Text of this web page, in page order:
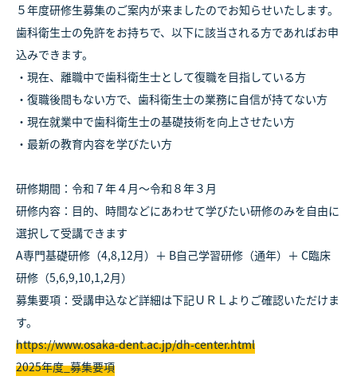
５年度研修生募集のご案内が来ましたのでお知らせいたします。
歯科衛生士の免許をお持ちで、以下に該当される方であればお申
込みできます。
・現在、離職中で歯科衛生士として復職を目指している方
・復職後間もない方で、歯科衛生士の業務に自信が持てない方
・現在就業中で歯科衛生士の基礎技術を向上させたい方
・最新の教育内容を学びたい方
研修期間：令和７年４月～令和８年３月
研修内容：目的、時間などにあわせて学びたい研修のみを自由に
選択して受講できます
A専門基礎研修（4,8,12月）＋ B自己学習研修（通年）＋ C臨床
研修（5,6,9,10,1,2月）
募集要項：受講申込など詳細は下記ＵＲＬよりご確認いただけま
す。
https://www.osaka-dent.ac.jp/dh-center.html
2025年度_募集要項